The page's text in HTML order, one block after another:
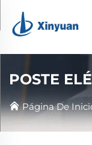
POSTE
Página De